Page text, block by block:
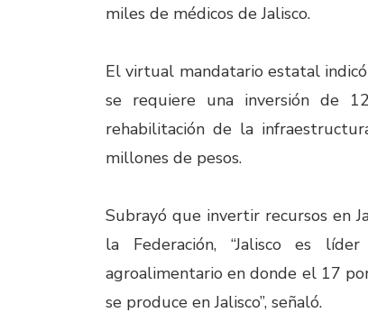
miles de médicos de Jalisco.
El virtual mandatario estatal
se requiere una inversión de
rehabilitación de la
millones de pesos.
Subrayó que invertir recursos en
la Federación, “Jalisco es
agroalimentario en donde el 17
se produce en Jalisco”, señaló.